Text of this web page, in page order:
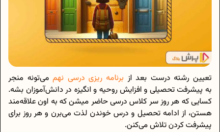
تعیین رشته درست بعد از برنامه ریزی درسی نهممی‌تونه منجر
به پیشرفت تحصیلی و افزایش روحیه و انگیزه در دانش‌آموزان بشه.
کسایی که هر روز سر کلاس درسی حاضر میشن که به اون علاقه‌مند
هستن، از ادامه تحصیل و درس خوندن لذت می‌برن و هر روز برای
پیشرفت کردن تلاش می‌کنن.